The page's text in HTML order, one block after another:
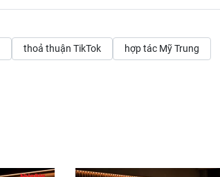
thoả thuận TikTok hợp tác Mỹ Trung